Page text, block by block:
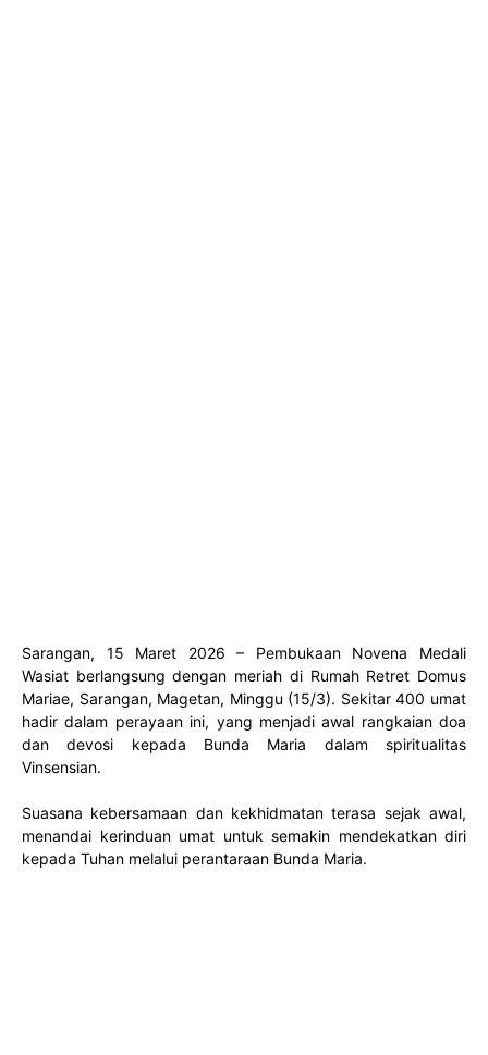
Sarangan, 15 Maret 2026 – Pembukaan Novena Medali
Wasiat berlangsung dengan meriah di Rumah Retret Domus
Mariae, Sarangan, Magetan, Minggu (15/3). Sekitar 400 umat
hadir dalam perayaan ini, yang menjadi awal rangkaian doa
dan devosi kepada Bunda Maria dalam spiritualitas
Vinsensian.
Suasana kebersamaan dan kekhidmatan terasa sejak awal,
menandai kerinduan umat untuk semakin mendekatkan diri
kepada Tuhan melalui perantaraan Bunda Maria.